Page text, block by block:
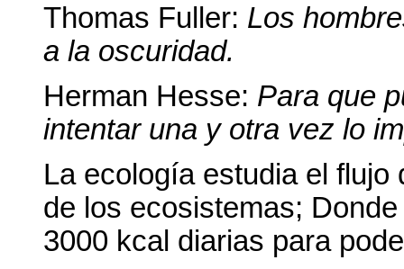
Thomas Fuller: Los
a la oscuridad.
Herman Hesse: Para que
intentar una y otra vez lo
La ecología estudia el
de los ecosistemas;
3000 kcal diarias para